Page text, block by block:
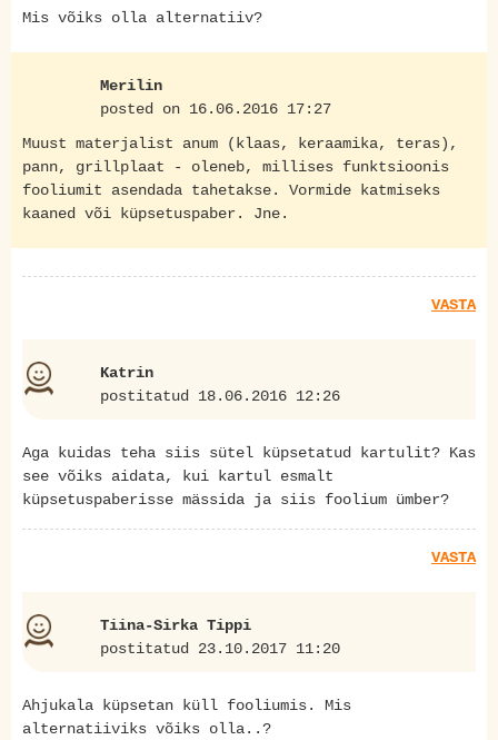
Mis võiks olla alternatiiv?
Merilin
posted on 16.06.2016 17:27
Muust materjalist anum (klaas, keraamika, teras),
pann, grillplaat - oleneb, millises funktsioonis
fooliumit asendada tahetakse. Vormide katmiseks
kaaned või küpsetuspaber. Jne.
VASTA
Katrin
postitatud 18.06.2016 12:26
Aga kuidas teha siis sütel küpsetatud kartulit? Kas
see võiks aidata, kui kartul esmalt
küpsetuspaberisse mässida ja siis foolium ümber?
VASTA
Tiina-Sirka Tippi
postitatud 23.10.2017 11:20
Ahjukala küpsetan küll fooliumis. Mis
alternatiiviks võiks olla..?